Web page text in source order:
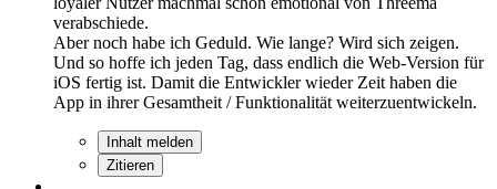
verabschiede.
Aber noch habe ich Geduld. Wie lange? Wird sich zeigen.
Und so hoffe ich jeden Tag, dass endlich die Web-Version für
iOS fertig ist. Damit die Entwickler wieder Zeit haben die
App in ihrer Gesamtheit / Funktionalität weiterzuentwickeln.
Inhalt melden
Zitieren